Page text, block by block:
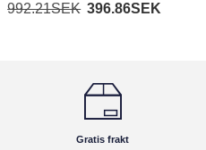
992.21SEK 396.86SEK
Gratis frakt